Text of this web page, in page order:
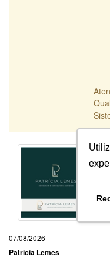
07/08/2026
Patricia Lemes